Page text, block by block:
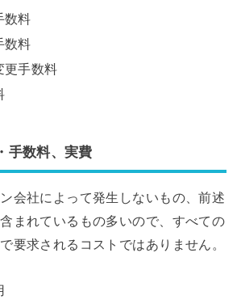
数料
数料
更手数料
手数料、実費
会社によって発生しないもの、前述
まれているもの多いので、すべての
要求されるコストではありません。